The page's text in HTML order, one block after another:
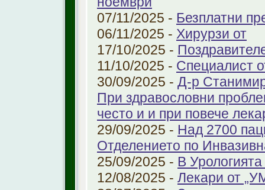
07/11/2025 - Безплатни
06/11/2025 - Хирурзи от
17/10/2025 -
11/10/2025 - Специалист
30/09/2025 - Д-р
При здравословни
често и и при повече
29/09/2025 - Над 2700
Отделението по
25/09/2025 - В
12/08/2025 - Лекари от